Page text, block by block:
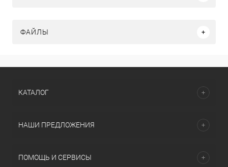
ФАЙЛЫ
КАТАЛОГ
НАШИ ПРЕДЛОЖЕНИЯ
ПОМОЩЬ И СЕРВИСЫ